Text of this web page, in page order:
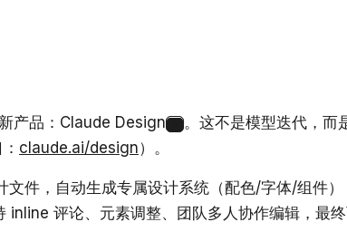
产品：Claude Design
。这不是模型迭代，
claude.ai/design）。
件，自动生成专属设计系统（配色/字体/组件
inline 评论、元素调整、团队多人协作编辑，最